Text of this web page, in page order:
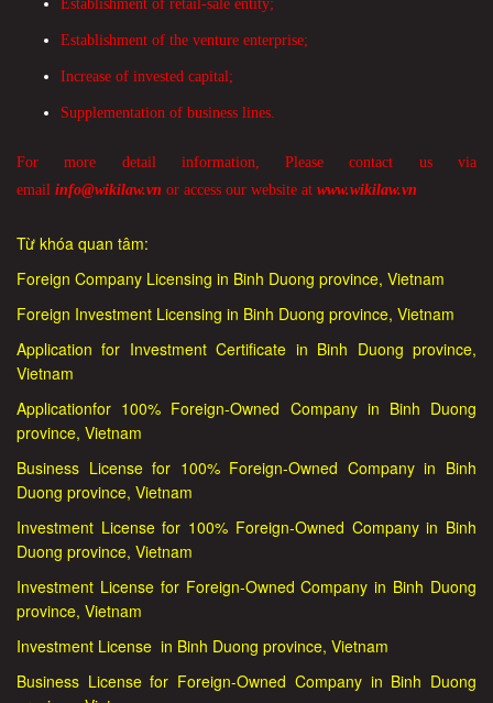
Establishment of retail-sale entity;
Establishment of the venture enterprise;
Increase of invested capital;
Supplementation of business lines.
For more detail information, Please contact us via
email info@wikilaw.vn or access our website at www.wikilaw.vn
Từ khóa quan tâm:
Foreign Company Licensing in Binh Duong province, Vietnam
Foreign Investment Licensing in Binh Duong province, Vietnam
Application for Investment Certificate in Binh Duong province,
Vietnam
Applicationfor 100% Foreign-Owned Company in Binh Duong
province, Vietnam
Business License for 100% Foreign-Owned Company in Binh
Duong province, Vietnam
Investment License for 100% Foreign-Owned Company in Binh
Duong province, Vietnam
Investment License for Foreign-Owned Company in Binh Duong
province, Vietnam
Investment License in Binh Duong province, Vietnam
Business License for Foreign-Owned Company in Binh Duong